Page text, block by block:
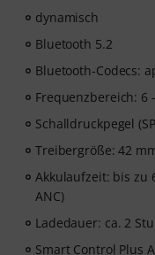
dynamisch
Bluetooth 5.2
Bluetooth-Codecs:
Frequenzbereich: 6
Schalldruckpegel
Treibergröße: 42
Akkulaufzeit: bis zu
ANC)
Ladedauer: ca. 2
Smart Control Plus